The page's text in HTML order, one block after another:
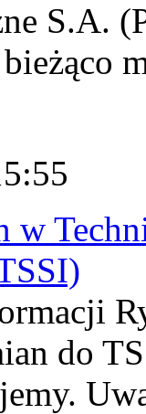
S.A.
w
do